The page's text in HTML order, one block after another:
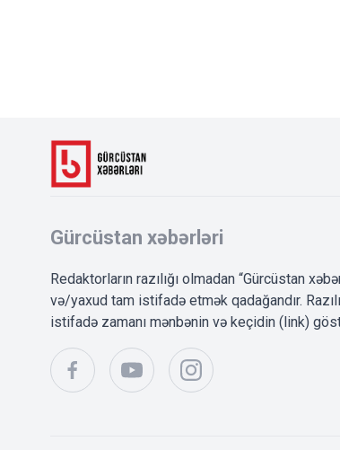
Gürcüstan xəbərləri
Redaktorların razılığı olmadan “Gürcüstan
və/yaxud tam istifadə etmək qadağandır.
istifadə zamanı mənbənin və keçidin (link)